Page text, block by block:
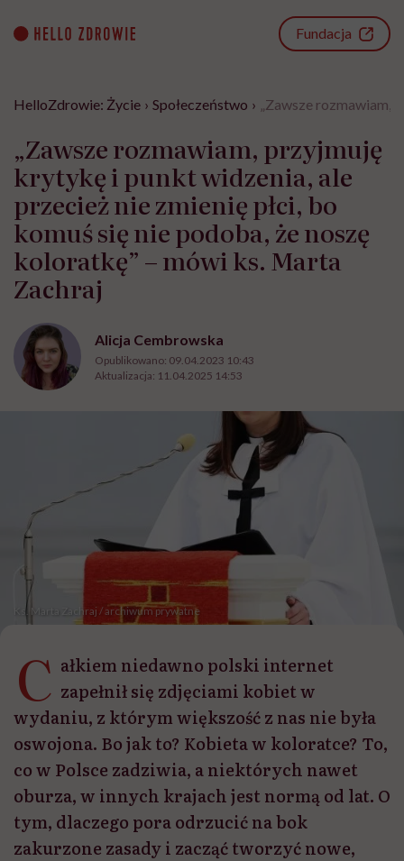
content
Fundacja
HelloZdrowie: Życie › Społeczeństwo › „Zawsze rozmawiam,
„Zawsze rozmawiam, przyjmuję
krytykę i punkt widzenia, ale
przecież nie zmienię płci, bo
komuś się nie podoba, że noszę
koloratkę” – mówi ks. Marta
Zachraj
Alicja Cembrowska
Opublikowano: 09.04.2023 10:43
Aktualizacja: 11.04.2025 14:53
Ks. Marta Zachraj / archiwum prywatne
C ałkiem niedawno polski internet
zapełnił się zdjęciami kobiet w
wydaniu, z którym większość z nas nie była
oswojona. Bo jak to? Kobieta w koloratce? To,
co w Polsce zadziwia, a niektórych nawet
oburza, w innych krajach jest normą od lat. O
tym, dlaczego pora odrzucić na bok
zakurzone zasady i zacząć tworzyć nowe,